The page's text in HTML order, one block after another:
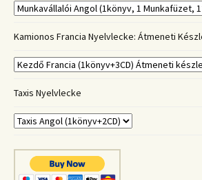
Kamionos Francia Nyelvlecke: Átmeneti
Taxis Nyelvlecke